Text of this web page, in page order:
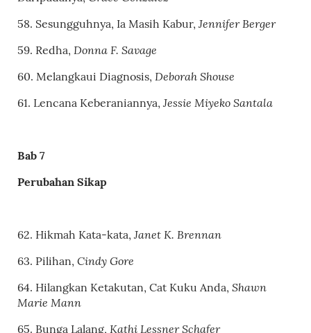
58. Sesungguhnya, Ia Masih Kabur, Jennifer Berger
59. Redha, Donna F. Savage
60. Melangkaui Diagnosis, Deborah Shouse
61. Lencana Keberaniannya, Jessie Miyeko Santala
Bab 7
Perubahan Sikap
62. Hikmah Kata-kata, Janet K. Brennan
63. Pilihan, Cindy Gore
64. Hilangkan Ketakutan, Cat Kuku Anda, Shawn
Marie Mann
65. Bunga Lalang, Kathi Lessner Schafer